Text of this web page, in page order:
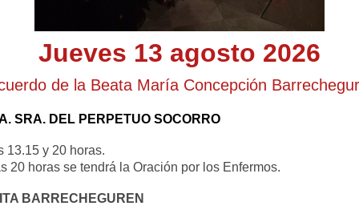
Jueves 13 agosto 2026
de la Beata María Concepción
SRA. DEL PERPETUO SOCORRO
13.15 y 20 horas.
20 horas se tendrá la Oración por los Enfermos.
BARRECHEGUREN